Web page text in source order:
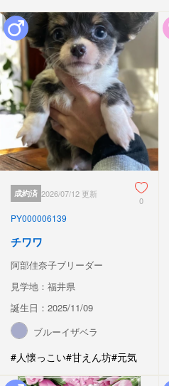
成約済 2026/07/12 更新
0
PY000006139
チワワ
阿部佳奈子ブリーダー
見学地：福井県
誕生日：2025/11/09
ブルーイザベラ
#人懐っこい#甘えん坊#元気